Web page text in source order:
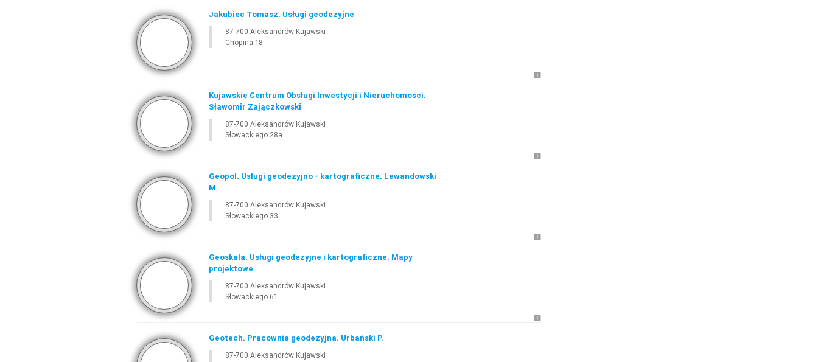
Jakubiec Tomasz. Usługi geodezyjne
87-700 Aleksandrów Kujawski
Chopina 18
Kujawskie Centrum Obsługi Inwestycji i Nieruchomości.
Sławomir Zajączkowski
87-700 Aleksandrów Kujawski
Słowackiego 28a
Geopol. Usługi geodezyjno - kartograficzne. Lewandowski
M.
87-700 Aleksandrów Kujawski
Słowackiego 33
Geoskala. Usługi geodezyjne i kartograficzne. Mapy
projektowe.
87-700 Aleksandrów Kujawski
Słowackiego 61
Geotech. Pracownia geodezyjna. Urbański P.
87-700 Aleksandrów Kujawski